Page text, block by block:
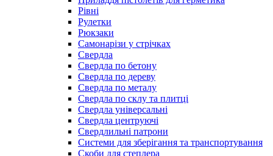
Рівні
Рулетки
Рюкзаки
Самонарізи у стрічках
Свердла
Свердла по бетону
Свердла по дереву
Свердла по металу
Свердла по склу та плитці
Свердла універсальні
Свердла центруючі
Свердлильні патрони
Системи для зберігання та транспортування
Скоби для степлера